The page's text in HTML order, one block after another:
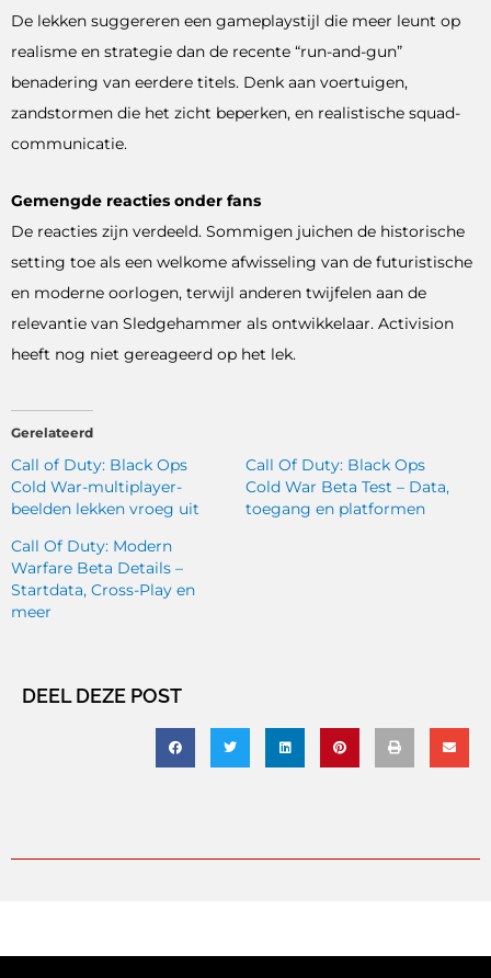
De lekken suggereren een gameplaystijl die meer leunt op
realisme en strategie dan de recente “run-and-gun”
benadering van eerdere titels. Denk aan voertuigen,
zandstormen die het zicht beperken, en realistische squad-
communicatie.
Gemengde reacties onder fans
De reacties zijn verdeeld. Sommigen juichen de historische
setting toe als een welkome afwisseling van de futuristische
en moderne oorlogen, terwijl anderen twijfelen aan de
relevantie van Sledgehammer als ontwikkelaar. Activision
heeft nog niet gereageerd op het lek.
Gerelateerd
Call of Duty: Black Ops
Cold War-multiplayer-
beelden lekken vroeg uit
Call Of Duty: Black Ops
Cold War Beta Test – Data,
toegang en platformen
Call Of Duty: Modern
Warfare Beta Details –
Startdata, Cross-Play en
meer
DEEL DEZE POST